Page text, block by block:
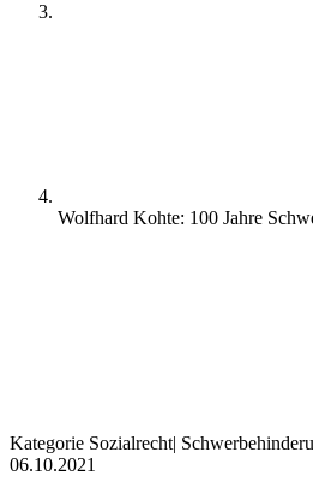
Wolfhard Kohte: 100 Jahre
Kategorie Sozialrecht|
06.10.2021